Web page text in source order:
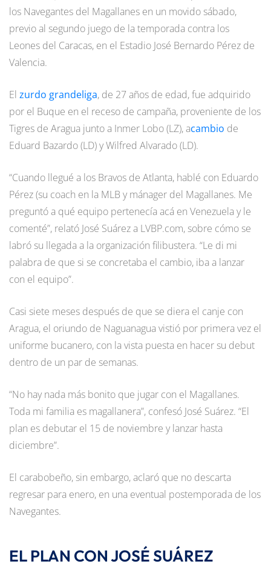
los Navegantes del Magallanes en un movido sábado,
previo al segundo juego de la temporada contra los
Leones del Caracas, en el Estadio José Bernardo Pérez de
Valencia.
El zurdo grandeliga, de 27 años de edad, fue adquirido
por el Buque en el receso de campaña, proveniente de los
Tigres de Aragua junto a Inmer Lobo (LZ), acambio de
Eduard Bazardo (LD) y Wilfred Alvarado (LD).
“Cuando llegué a los Bravos de Atlanta, hablé con Eduardo
Pérez (su coach en la MLB y mánager del Magallanes. Me
preguntó a qué equipo pertenecía acá en Venezuela y le
comenté”, relató José Suárez a LVBP.com, sobre cómo se
labró su llegada a la organización filibustera. “Le di mi
palabra de que si se concretaba el cambio, iba a lanzar
con el equipo”.
Casi siete meses después de que se diera el canje con
Aragua, el oriundo de Naguanagua vistió por primera vez el
uniforme bucanero, con la vista puesta en hacer su debut
dentro de un par de semanas.
“No hay nada más bonito que jugar con el Magallanes.
Toda mi familia es magallanera”, confesó José Suárez. “El
plan es debutar el 15 de noviembre y lanzar hasta
diciembre”.
El carabobeño, sin embargo, aclaró que no descarta
regresar para enero, en una eventual postemporada de los
Navegantes.
EL PLAN CON JOSÉ SUÁREZ